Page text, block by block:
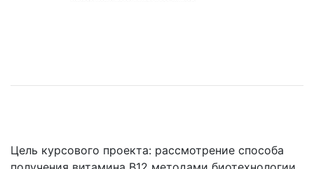
Цель курсового проекта: рассмотрение способа